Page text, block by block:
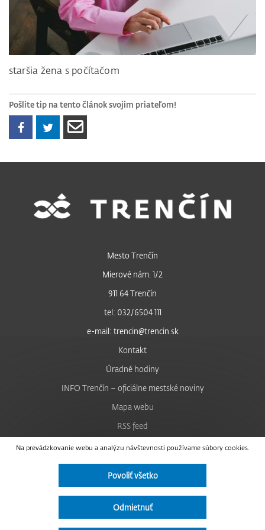
staršia žena s počítačom
Pošlite tip na tento článok svojim priateľom!
Na prevádzkovanie webu a analýzu návštevnosti používame súbory cookies.
Povoliť všetko
Odmietnuť
Mesto Trenčín
Mierové nám. 1/2
911 64 Trenčín
tel: 032/6504 111
e-mail: trencin@trencin.sk
Kontakt
Úradné hodiny
INFO Trenčín – oficiálne mestské noviny
Mapa webu
RSS feed
Nastavenie cookies
Facebook
Instagram
Vyhlásenie o prístupnosti